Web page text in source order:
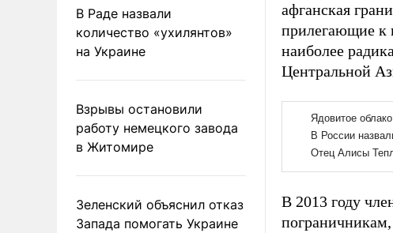
В Раде назвали
количество «ухилянтов»
на Украине
Взрывы остановили
работу немецкого завода
в Житомире
Зеленский объяснил отказ
Запада помогать Украине
афганская
прилегающие к
наиболее
Центральной
В 2013 году